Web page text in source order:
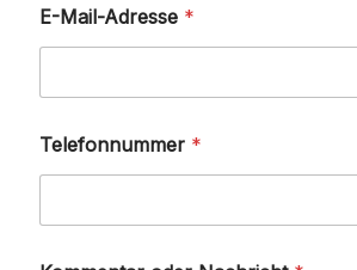
E-Mail-Adresse *
Telefonnummer *